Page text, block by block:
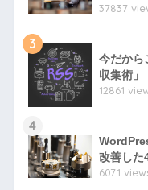
37837
3
今だから
収集術」
12861
4
改善した
6071